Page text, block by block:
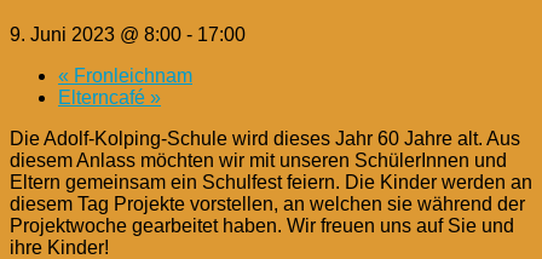
9. Juni 2023 @ 8:00 - 17:00
« Fronleichnam
Elterncafé »
Die Adolf-Kolping-Schule wird dieses Jahr 60 Jahre alt. Aus
diesem Anlass möchten wir mit unseren SchülerInnen und
Eltern gemeinsam ein Schulfest feiern. Die Kinder werden an
diesem Tag Projekte vorstellen, an welchen sie während der
Projektwoche gearbeitet haben. Wir freuen uns auf Sie und
ihre Kinder!